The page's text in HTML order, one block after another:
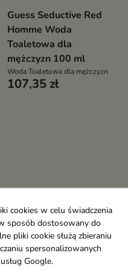
Guess Seductive Red
Homme Woda
Toaletowa dla
mężczyzn 100 ml
Woda Toaletowa dla mężczyzn
107,35 zł
cookies w celu świadczenia
sposób dostosowany do
pliki cookie służą zbieraniu
spersonalizowanych
Google.